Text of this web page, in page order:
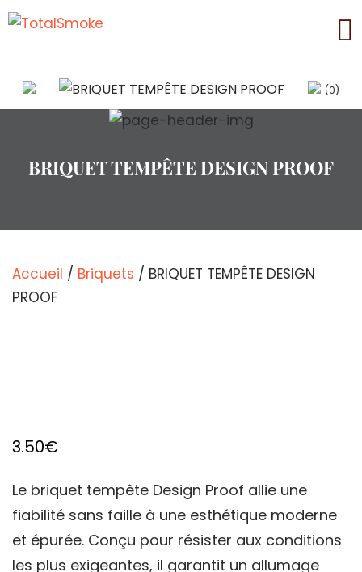
(0)
BRIQUET TEMPÊTE DESIGN PROOF
Accueil / Briquets / BRIQUET TEMPÊTE DESIGN
PROOF
3.50€
Le briquet tempête Design Proof allie une
fiabilité sans faille à une esthétique moderne
et épurée. Conçu pour résister aux conditions
les plus exigeantes, il garantit un allumage